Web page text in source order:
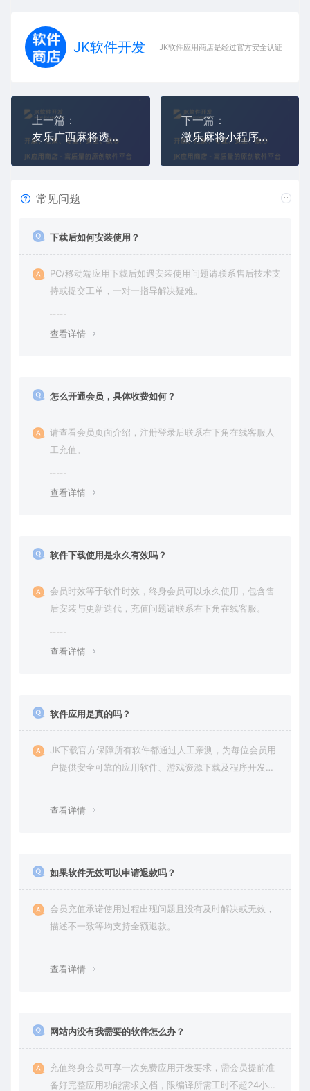
JK软件开发 JK软件应用商店是经过官方安全认证，保障
上一篇：
友乐广西麻将透视辅助挂(友乐麻将作弊软件)
下一篇：
微乐麻将小程序作弊外挂(微乐小程序麻将透视器)
常见问题
下载后如何安装使用？
PC/移动端应用下载后如遇安装使用问题请联系售后技术支
持或提交工单，一对一指导解决疑难。
查看详情
怎么开通会员，具体收费如何？
请查看会员页面介绍，注册登录后联系右下角在线客服人
工充值。
查看详情
软件下载使用是永久有效吗？
会员时效等于软件时效，终身会员可以永久使用，包含售
后安装与更新迭代，充值问题请联系右下角在线客服。
查看详情
软件应用是真的吗？
JK下载官方保障所有软件都通过人工亲测，为每位会员用
户提供安全可靠的应用软件、游戏资源下载及程序开发服
查看详情
如果软件无效可以申请退款吗？
会员充值承诺使用过程出现问题且没有及时解决或无效，
描述不一致等均支持全额退款。
查看详情
网站内没有我需要的软件怎么办？
充值终身会员可享一次免费应用开发要求，需会员提前准
备好完整应用功能需求文档，限编译所需工时不超24小